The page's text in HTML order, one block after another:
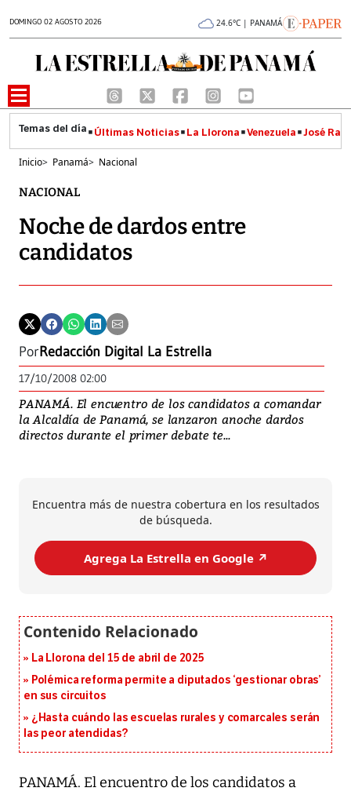
DOMINGO 02 AGOSTO 2026 24.6°C | PANAMÁ
Últimas Noticias La Llorona Venezuela José
Inicio> Panamá> Nacional
NACIONAL
Noche de dardos entre
candidatos
PorRedacción Digital La Estrella
17/10/2008 02:00
PANAMÁ. El encuentro de los candidatos a comandar
la Alcaldía de Panamá, se lanzaron anoche dardos
directos durante el primer debate te...
Encuentra más de nuestra cobertura en los resultados
de búsqueda.
Agrega La Estrella en Google ↗️
La Llorona del 15 de abril de 2025
Polémica reforma permite a diputados ‘gestionar obras’
en sus circuitos
¿Hasta cuándo las escuelas rurales y comarcales serán
las peor atendidas?
PANAMÁ. El encuentro de los candidatos a